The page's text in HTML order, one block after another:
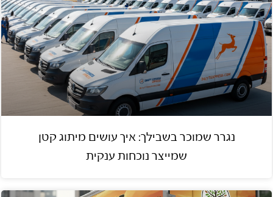
נגרר שמוכר בשבילך: איך עושים מיתוג קטן
שמייצר נוכחות ענקית